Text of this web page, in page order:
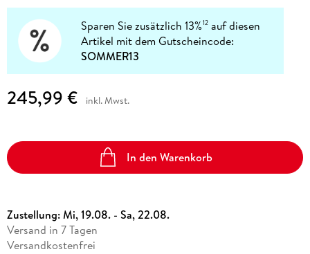
Sparen Sie zusätzlich 13%12 auf diesen
Artikel mit dem Gutscheincode:
SOMMER13
245,99 € inkl. Mwst.
In den Warenkorb
Zustellung:Mi, 19.08. - Sa, 22.08.
Versand in 7 Tagen
Versandkostenfrei